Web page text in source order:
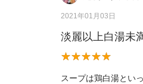
2021年01月03日
淡麗以上白湯未
スープは鶏白湯とい